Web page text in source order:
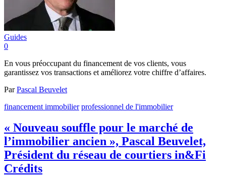
Guides
0
En vous préoccupant du financement de vos clients, vous
garantissez vos transactions et améliorez votre chiffre d’affaires.
ParPascal Beuvelet
financement immobilier professionnel de l'immobilier
« Nouveau souffle pour le marché de
l’immobilier ancien », Pascal Beuvelet,
Président du réseau de courtiers in&Fi
Crédits